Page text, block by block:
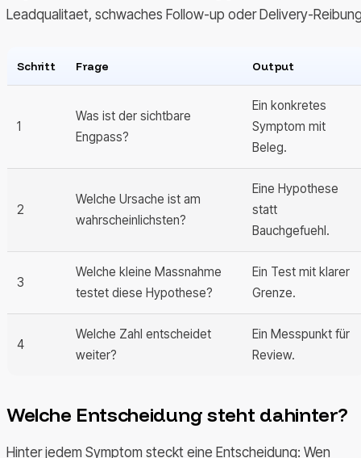
Leadqualitaet, schwaches Follow-up oder Delivery-
Schritt Frage Output
1
Was ist der sichtbare
Engpass?
Ein konkretes
Symptom mit
Beleg.
2
Welche Ursache ist am
wahrscheinlichsten?
Eine Hypothese
statt
Bauchgefuehl.
3
Welche kleine Massnahme
testet diese Hypothese?
Ein Test mit klarer
Grenze.
4
Welche Zahl entscheidet
weiter?
Ein Messpunkt für
Review.
Welche Entscheidung steht dahinter?
Hinter jedem Symptom steckt eine Entscheidung: Wen